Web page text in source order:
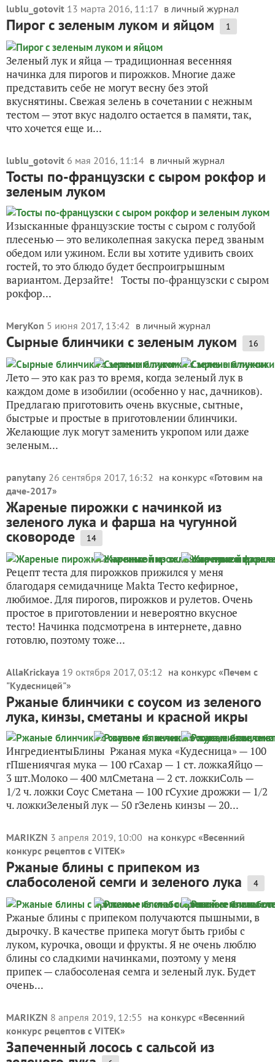
lublu_gotovit 13 марта 2016, 11:17 в личный журнал
Пирог с зеленым луком и яйцом 1
Зеленый лук и яйца — традиционная весенняя
начинка для пирогов и пирожков. Многие даже
представить себе не могут весну без этой
вкуснятины. Свежая зелень в сочетании с нежным
тестом — этот вкус надолго остается в памяти, так,
что хочется еще и...
lublu_gotovit 6 мая 2016, 11:14 в личный журнал
Тосты по-французски с сыром рокфор и
зеленым луком
Изысканные французские тосты с сыром с голубой
плесенью — это великолепная закуска перед званым
обедом или ужином. Если вы хотите удивить своих
гостей, то это блюдо будет беспроигрышным
вариантом. Дерзайте! Тосты по-французски с сыром
рокфор...
MeryKon 5 июня 2017, 13:42 в личный журнал
Сырные блинчики с зеленым луком 16
Лето — это как раз то время, когда зеленый лук в
каждом доме в изобилии (особенно у нас, дачников).
Предлагаю приготовить очень вкусные, сытные,
быстрые и простые в приготовлении блинчики.
Желающие лук могут заменить укропом или даже
зеленым...
panytany 26 сентября 2017, 16:32 на конкурс «Готовим на
даче-2017»
Жареные пирожки с начинкой из
зеленого лука и фарша на чугунной
сковороде 14
Рецепт теста для пирожков прижился у меня
благодаря семидачнице Makta Тесто кефирное,
любимое. Для пирогов, пирожков и рулетов. Очень
простое в приготовлении и невероятно вкусное
тесто! Начинка подсмотрена в интернете, давно
готовлю, поэтому тоже...
AllaKrickaya 19 октября 2017, 03:12 на конкурс «Печем с
"Кудесницей"»
Ржаные блинчики с соусом из зеленого
лука, кинзы, сметаны и красной икры
ИнгредиентыБлины Ржаная мука «Кудесница» — 100
гПшениячгая мука — 100 гСахар — 1 ст. ложкаЯйцо —
3 шт.Молоко — 400 млСметана — 2 ст. ложкиСоль —
1/2 ч. ложки Соус Сметана — 100 гСухие дрожжи — 1/2
ч. ложкиЗеленый лук — 50 гЗелень кинзы — 20...
MARIKZN 3 апреля 2019, 10:00 на конкурс «Весенний
конкурс рецептов с VITEK»
Ржаные блины с припеком из
слабосоленой семги и зеленого лука 4
Ржаные блины с припеком получаются пышными, в
дырочку. В качестве припека могут быть грибы с
луком, курочка, овощи и фрукты. Я не очень люблю
блины со сладкими начинками, поэтому у меня
припек — слабосоленая семга и зеленый лук. Будет
очень...
MARIKZN 8 апреля 2019, 12:55 на конкурс «Весенний
конкурс рецептов с VITEK»
Запеченный лосось с сальсой из